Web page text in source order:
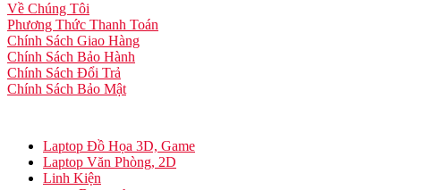
Về Chúng Tôi
Phương Thức Thanh Toán
Chính Sách Giao Hàng
Chính Sách Bảo Hành
Chính Sách Đổi Trả
Chính Sách Bảo Mật
Laptop Đồ Họa 3D, Game
Laptop Văn Phòng, 2D
Linh Kiện